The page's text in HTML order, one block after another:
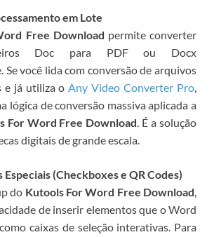
em Lote
Free Download permite converter
Doc para PDF ou Docx
Se você lida com conversão de arquivos
e já utiliza oAny Video Converter Pro,
lógica de conversão massiva aplicada a
For Word Free Download. É a solução
digitais de grande escala.
(Checkboxes e QR Codes)
do Kutools For Word Free Download,
de inserir elementos que o Word
caixas de seleção interativas. Para